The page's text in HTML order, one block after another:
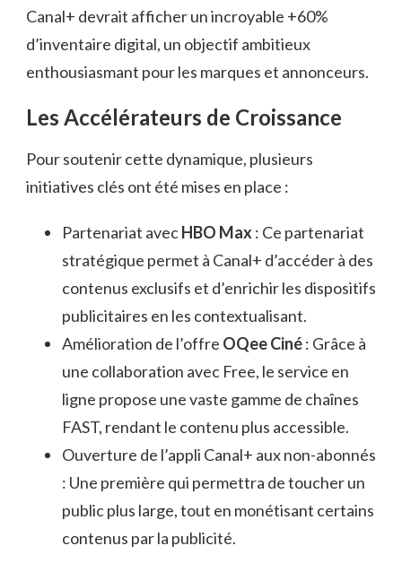
Canal+ devrait afficher un incroyable +60%
d’inventaire digital, un objectif ambitieux
enthousiasmant pour les marques et annonceurs.
Les Accélérateurs de Croissance
Pour soutenir cette dynamique, plusieurs
initiatives clés ont été mises en place :
Partenariat avecHBO Max : Ce partenariat
stratégique permet à Canal+ d’accéder à des
contenus exclusifs et d’enrichir les dispositifs
publicitaires en les contextualisant.
Amélioration de l’offre OQee Ciné: Grâce à
une collaboration avec Free, le service en
ligne propose une vaste gamme de chaînes
FAST, rendant le contenu plus accessible.
Ouverture de l’appli Canal+ aux non-abonnés
: Une première qui permettra de toucher un
public plus large, tout en monétisant certains
contenus par la publicité.